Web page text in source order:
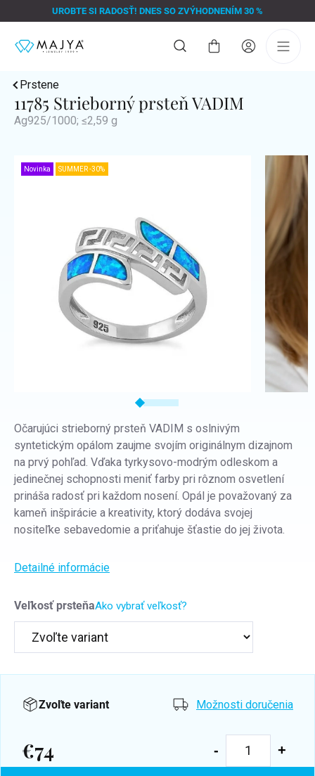
na
UROBTE SI RADOSŤ! DNES SO ZVÝHODNENÍM 30 %
Nákupný
Prstene
11785 Strieborný prsteň VADIM
Ag925/1000; ≤2,59 g
Novinka SUMMER -30%
Veľkosť prsteňaAko vybrať veľkosť?
Očarujúci strieborný prsteň VADIM s oslnivým
syntetickým opálom zaujme svojím originálnym dizajnom
na prvý pohľad. Vďaka tyrkysovo-modrým odleskom a
jedinečnej schopnosti meniť farby pri rôznom osvetlení
prináša radosť pri každom nosení. Opál je považovaný za
kameň inšpirácie a kreativity, ktorý dodáva svojej
nositeľke sebavedomie a priťahuje šťastie do jej života.
Detailné informácie
Zvoľte variant Možnosti doručenia
€74
Jednotková